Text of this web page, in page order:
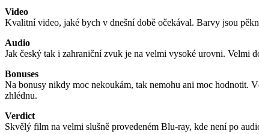
Video
Kvalitní video, jaké bych v dnešní době očekával. Barvy jsou
Audio
Jak český tak i zahraniční zvuk je na velmi vysoké urovni. Velmi
Bonuses
Na bonusy nikdy moc nekoukám, tak nemohu ani moc hodnotit.
zhlédnu.
Verdict
Skvělý film na velmi slušně provedeném Blu-ray, kde není po